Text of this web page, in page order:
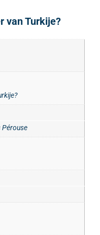
van Turkije?
Pérouse